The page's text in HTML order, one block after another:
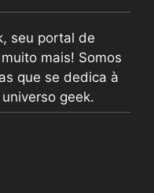
seu portal de
mais! Somos
que se dedica à
geek.